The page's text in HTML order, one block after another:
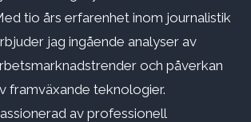
tio års erfarenhet inom journalistik
jag ingående analyser av
och påverkan
framväxande teknologier.
av professionell